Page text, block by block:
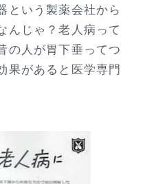
という製薬会社から
んじゃ？老人病って
の人が胃下垂ってつ
果があると医学専門